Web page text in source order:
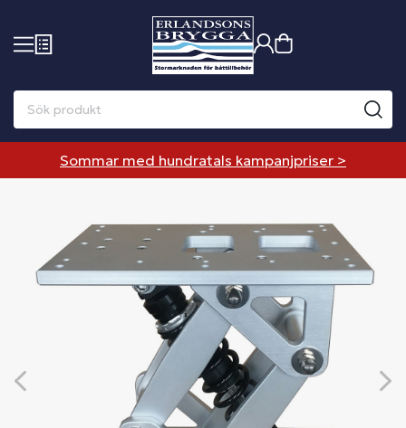
Sommar med hundratals kampanjpriser >